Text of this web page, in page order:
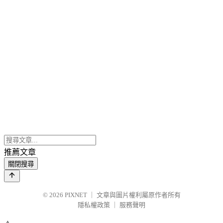
推薦文章
關閉搜尋
© 2026 PIXNET
文章與圖片權利屬原作者所有
隱私權政策
服務聲明